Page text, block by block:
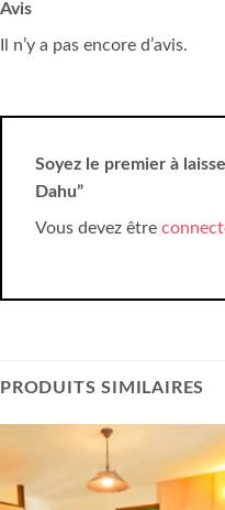
Avis
Il n’y a pas encore d’avis.
Soyez le premier à
Dahu”
Vous devez être
PRODUITS SIMILAIRES